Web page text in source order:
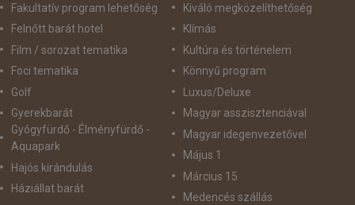
Fakultatív program lehetőség
Felnőtt barát hotel
Film / sorozat tematika
Foci tematika
Golf
Gyerekbarát
Gyógyfürdő - Élményfürdő -
Aquapark
Hajós kirándulás
Háziállat barát
Kiváló megközelíthetőség
Klímás
Kultúra és történelem
Könnyű program
Luxus/Deluxe
Magyar asszisztenciával
Magyar idegenvezetővel
Május 1
Március 15
Medencés szállás